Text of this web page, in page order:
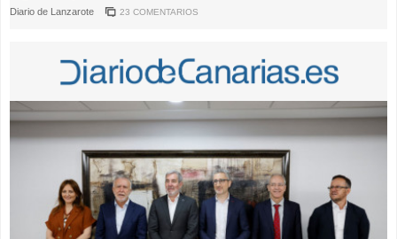
Diario de Lanzarote 23 COMENTARIOS